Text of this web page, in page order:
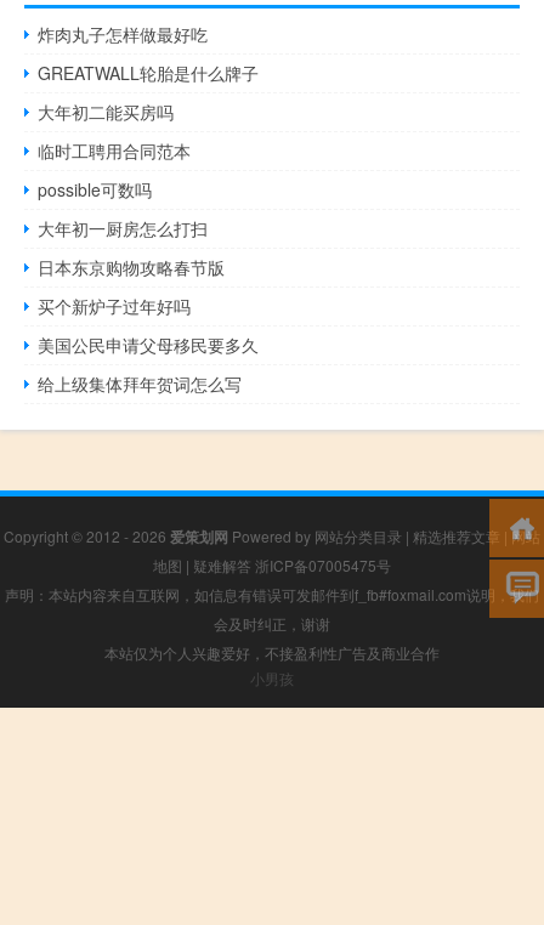
炸肉丸子怎样做最好吃
GREATWALL轮胎是什么牌子
大年初二能买房吗
临时工聘用合同范本
possible可数吗
大年初一厨房怎么打扫
日本东京购物攻略春节版
买个新炉子过年好吗
美国公民申请父母移民要多久
给上级集体拜年贺词怎么写
Copyright © 2012 - 2026 爱策划网 Powered by 网站分类目录 | 精选推荐文章 |网站
地图 | 疑难解答 浙ICP备07005475号
声明：本站内容来自互联网，如信息有错误可发邮件到f_fb#foxmail.com说明，我们
会及时纠正，谢谢
本站仅为个人兴趣爱好，不接盈利性广告及商业合作
小男孩